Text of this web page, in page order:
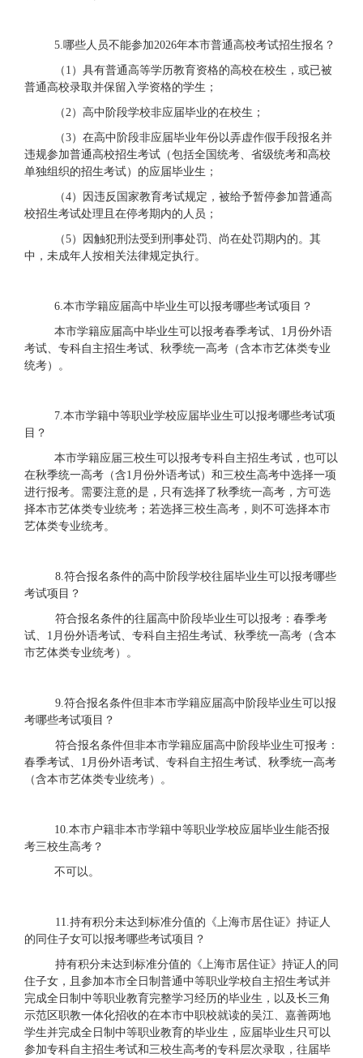
5.哪些人员不能参加2026年本市普通高校考试招生报名？
（ 1）具有普通高等学历教育资格的高校在校生，或已被
普通高校录取并保留入学资格的学生；
（2）高中阶段学校非应届毕业的在校生；
（3）在高中阶段非应届毕业年份以弄虚作假手段报名并
违规参加普通高校招生考试（包括全国统考、省级统考和高校
单独组织的招生考试）的应届毕业生；
（4）因违反国家教育考试规定，被给予暂停参加普通高
校招生考试处理且在停考期内的人员；
（5）因触犯刑法受到刑事处罚、尚在处罚期内的。其
中，未成年人按相关法律规定执行。
6.本市学籍应届高中毕业生可以报考哪些考试项目 ？
本市学籍应届高中毕业生可以报考春季考试、 1月份外语
考试、 专科自主招生考试、秋季统一高考（含本市艺体类专业
统考）。
7.本市学籍中等职业学校应届毕业生可以报考哪些考试项
目？
本市学籍应届三校生可以报考专科自主招生考试，也可以
在秋季统一高考（含1月份外语考试）和三校生高考中选择一项
进行报考。需要注意的是，只有选择了秋季统一高考，方可选
择本市艺体类专业统考；若选择三校生高考，则不可选择本市
艺体类专业统考。
8.符合报名条件的高中 阶段学校往届毕业生可以报考哪些
考试项目？
符合报名条件的往届高中阶段毕业生可以报考 ：春季考
试、 1月份外语考试、 专科自主招生考试、秋季统一高考（含本
市艺体类专业统考）。
9.符合报名条件但非本市学籍应届高中阶段毕业生可以报
考哪些考试项目？
符合报名条件但非本市学籍应届高中阶段毕业生可报考：
春季考试、 1月份外语考试、 专科自主招生考试、秋季统一高考
（含本市艺体类专业统考）。
10.本市户籍非本市学籍中等职业学校应届毕业生能否报
考三校生高考？
不可以。
11.持有积分未达到标准分值的《上海市居住证》持证人
的同住子女可以报考哪些考试项目？
持有积分未达到标准分值的《上海市居住证》持证人的同
住子女，且参加本市全日制普通中等职业学校自主招生考试并
完成全日制中等职业教育完整学习经历的毕业生，以及长三角
示范区职教一体化招收的在本市中职校就读的吴江、嘉善两地
学生并完成全日制中等职业教育的毕业生，应届毕业生只可以
参加专科自主招生考试和三校生高考的专科层次录取，往届毕